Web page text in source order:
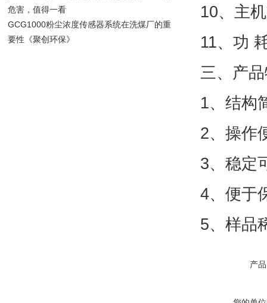
10、主
11、功
三、产
1、结构
2、操作
3、稳定
4、便于
5、样品
产
危害，值得一看
GCG1000粉尘浓度传感器系统在洗煤厂的重
要性《聚创环保》